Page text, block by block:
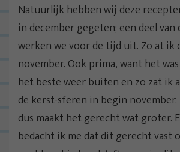
Natuurlijk hebben wij deze
in december gegeten; een deel
werken we voor de tijd uit. Zo at
november. Ook prima, want het
het beste weer buiten en zo zat ik
de kerst-sferen in begin
dus maakt het gerecht wat groter.
bedacht ik me dat dit gerecht vast